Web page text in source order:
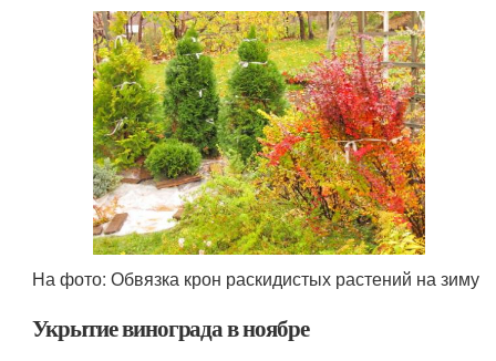
На фото: Обвязка крон раскидистых растений на зиму
Укрытие винограда в ноябре